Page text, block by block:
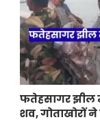
फतेहसागर झील
शव, गोताखोरों ने